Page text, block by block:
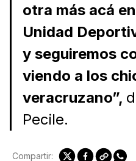
otra más acá
Unidad
y seguiremos
viendo a los
veracruzano”,
Pecile.
Compartir: